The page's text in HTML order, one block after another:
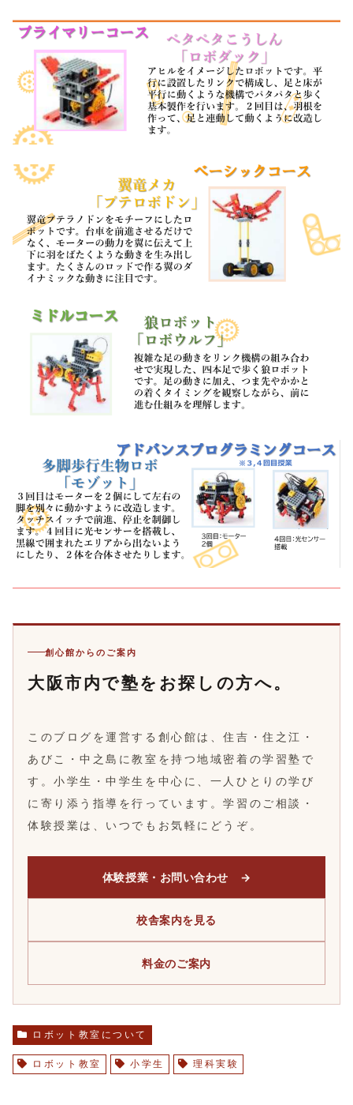
創心館からのご案内
大阪市内で塾をお探しの方へ。
このブログを運営する創心館は、住吉・住之江・
あびこ・中之島に教室を持つ地域密着の学習塾で
す。小学生・中学生を中心に、一人ひとりの学び
に寄り添う指導を行っています。学習のご相談・
体験授業は、いつでもお気軽にどうぞ。
体験授業・お問い合わせ →
校舎案内を見る
料金のご案内
ロボット教室について
ロボット教室 小学生 理科実験